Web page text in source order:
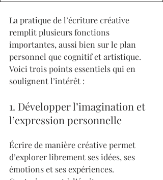
La pratique de l’écriture créative
remplit plusieurs fonctions
importantes, aussi bien sur le plan
personnel que cognitif et artistique.
Voici trois points essentiels qui en
soulignent l’intérêt :
1. Développer l’imagination et
l’expression personnelle
Écrire de manière créative permet
d’explorer librement ses idées, ses
émotions et ses expériences.